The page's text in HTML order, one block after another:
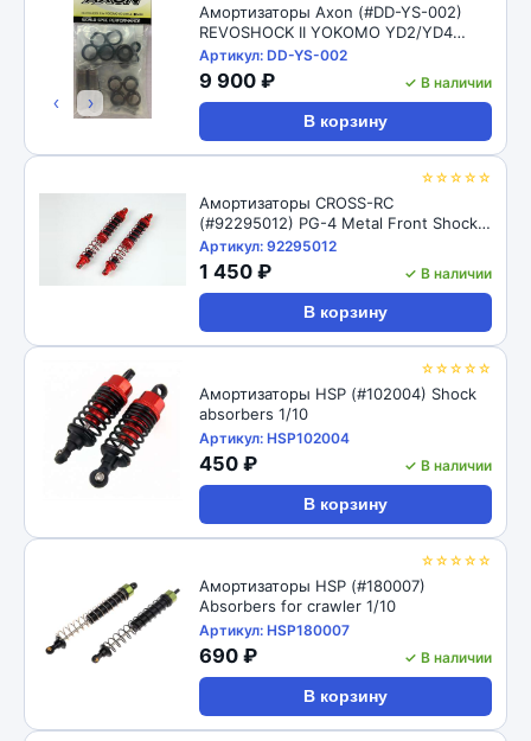
‹ ›
Амортизаторы Axon (#DD-YS-002)
REVOSHOCK II YOKOMO YD2/YD4
12/16
Артикул: DD-YS-002
9 900 ₽ ✓ В наличии
В корзину
☆☆☆☆☆
Амортизаторы CROSS-RC
(#92295012) PG-4 Metal Front Shock
98mm
Артикул: 92295012
1 450 ₽ ✓ В наличии
В корзину
☆☆☆☆☆
Амортизаторы HSP (#102004) Shock
absorbers 1/10
Артикул: HSP102004
450 ₽ ✓ В наличии
В корзину
☆☆☆☆☆
Амортизаторы HSP (#180007)
Absorbers for crawler 1/10
Артикул: HSP180007
690 ₽ ✓ В наличии
В корзину